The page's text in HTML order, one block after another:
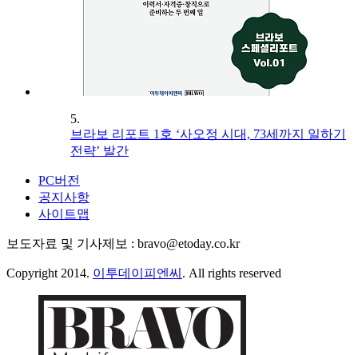
5.
브라보 리포트 1호 ‘사오정 시대, 73세까지 일하기
전략’ 발간
PC버전
공지사항
사이트맵
보도자료 및 기사제보 : bravo@etoday.co.kr
Copyright 2014. 이투데이피엔씨 . All rights reserved